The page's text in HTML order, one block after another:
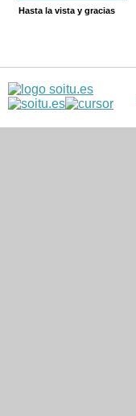
Hasta la vista y gracias